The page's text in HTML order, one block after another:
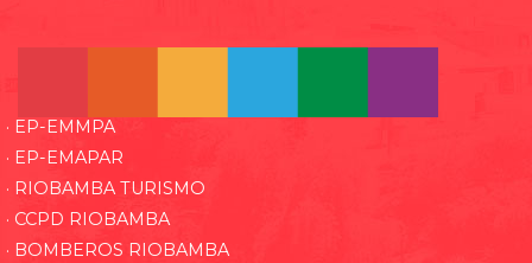
· EP-EMMPA
· EP-EMAPAR
· RIOBAMBA TURISMO
· CCPD RIOBAMBA
· BOMBEROS RIOBAMBA